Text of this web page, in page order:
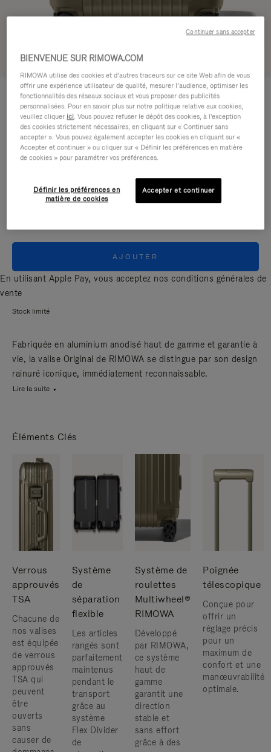
ORIGINAL
Cabin Plus 1.300,00 €
Guide des tailles
Taille
Cabin Plus 57 x 44 x 25 cm
AJOUTER
En utilisant Apple Pay, vous acceptez nos conditions générales de
vente
Stock limité
Fabriquée en aluminium anodisé haut de gamme et garantie à
vie, la valise Original de RIMOWA se distingue par son design
rainuré iconique, immédiatement reconnaissable.
Lire la suite
Éléments Clés
Verrous
approuvés
TSA
Chacune de
nos valises
est équipée
de verrous
approuvés
TSA qui
peuvent
être
ouverts
sans
causer de
Système
de
séparation
flexible
Les articles
rangés sont
parfaitement
maintenus
pendant le
transport
grâce au
système
Flex Divider
de
Système de
roulettes
Multiwheel®
RIMOWA
Développé
par RIMOWA,
ce système
haut de
gamme
garantit une
direction
stable et
sans effort
grâce à des
Poignée
télescopique
Conçue pour
offrir un
réglage précis
pour un
maximum de
confort et une
manœuvrabilité
optimale.
BIENVENUE SUR RIMOWA.COM
RIMOWA utilise des cookies et d’autres traceurs sur ce site Web afin de vous
offrir une expérience utilisateur de qualité, mesurer l’audience, optimiser les
fonctionnalités des réseaux sociaux et vous proposer des publicités
personnalisées. Pour en savoir plus sur notre politique relative aux cookies,
veuillez cliquer ici. Vous pouvez refuser le dépôt des cookies, à l'exception
des cookies strictement nécessaires, en cliquant sur « Continuer sans
accepter ». Vous pouvez également accepter les cookies en cliquant sur «
Accepter et continuer » ou cliquer sur « Définir les préférences en matière
de cookies » pour paramétrer vos préférences.
Définir les préférences en
matière de cookies
Accepter et continuer
Continuer sans accepter